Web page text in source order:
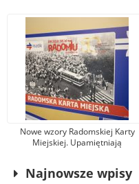
Nie zgadzam się z wyrokiem
Nowe wzory Radomskiej Karty
Miejskiej. Upamiętniają
Najnowsze wpisy